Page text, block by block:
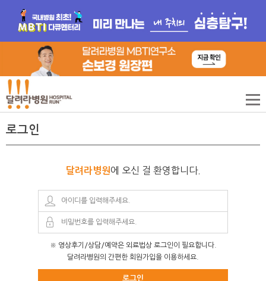
로그인
달려라병원 에 오신 걸 환영합니다.
※ 영상후기/상담/예약은 외료법상 로그인이 필요합니다.
달려라병원의 간편한 회원가입을 이용하세요.
로그인